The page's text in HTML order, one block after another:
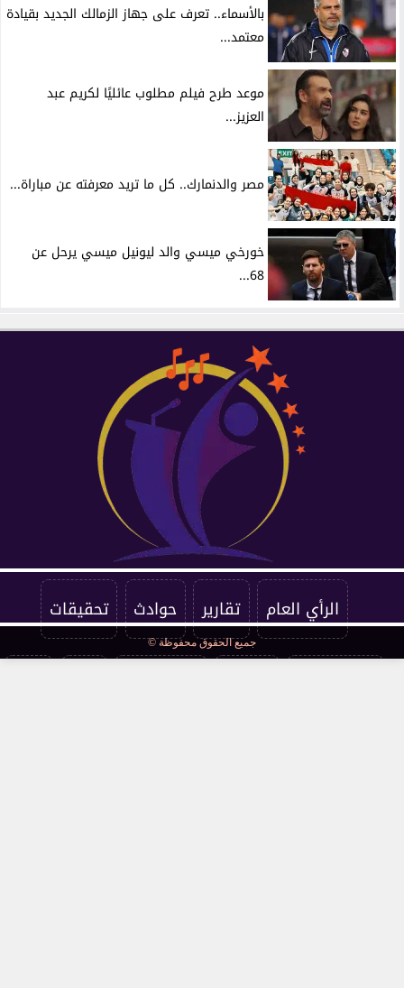
بالأسماء.. تعرف على جهاز الزمالك الجديد بقيادة
معتمد...
موعد طرح فيلم مطلوب عائليًا لكريم عبد
العزيز...
مصر والدنمارك.. كل ما تريد معرفته عن مباراة...
خورخي ميسي والد ليونيل ميسي يرحل عن
68...
الرأي العام تقارير حوادث تحقيقات
جميع الحقوق محفوظة ©